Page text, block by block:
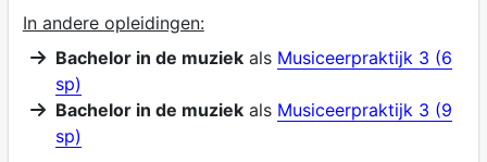
In andere opleidingen:
Bachelor in de muziekals Musiceerpraktijk 3 (6
sp)
Bachelor in de muziekals Musiceerpraktijk 3 (9
sp)